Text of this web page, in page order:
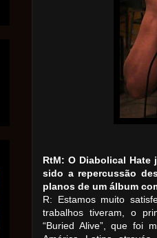
RtM: O Diabolical Hate
sido a repercussão
planos de um álbum
R: Estamos muito
trabalhos tiveram, o
“Buried Alive”, que foi